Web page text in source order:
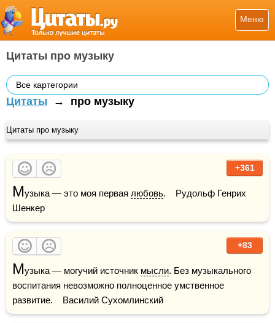
Меню
Цитаты про музыку
Все картегории
Цитаты → про музыку
Цитаты про музыку
+361
Музыка — это моя первая любовь.    Рудольф Генрих
Шенкер
+83
Музыка — могучий источник мысли. Без музыкального
воспитания невозможно полноценное умственное
развитие.    Василий Сухомлинский